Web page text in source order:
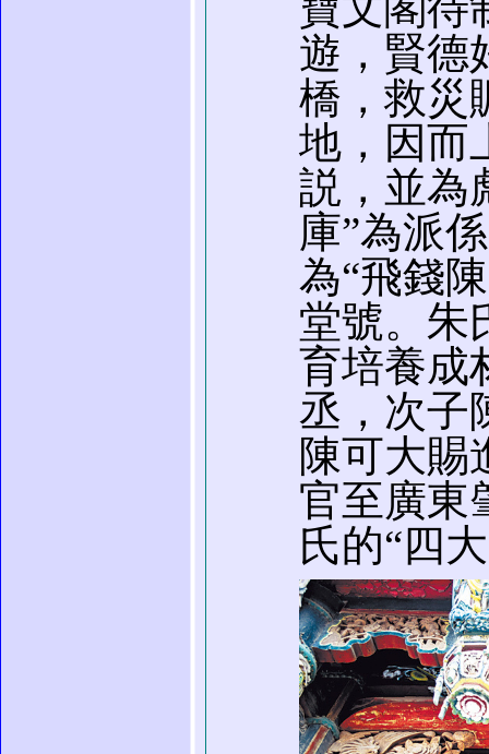
遊，賢德
橋，救災
地，因而
説，並為
庫”為派
為“飛錢
堂號。朱
育培養成
丞，次子
陳可大賜
官至廣東
氏的“四